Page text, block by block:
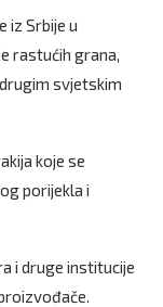
iz Srbije u
rastućih grana,
svjetskim
koje se
porijekla i
i druge institucije